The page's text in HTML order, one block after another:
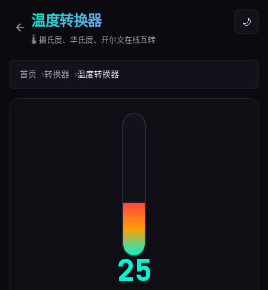
温度转换器
🌡️ 摄氏度、华氏度、开尔文在线互转
🌙
首页 转换器 温度转换器
25